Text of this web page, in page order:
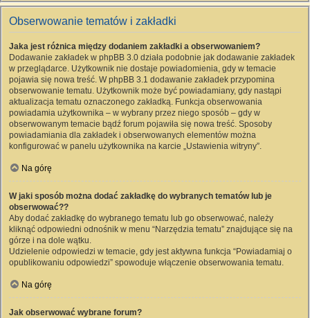
Obserwowanie tematów i zakładki
Jaka jest różnica między dodaniem zakładki a obserwowaniem?
Dodawanie zakładek w phpBB 3.0 działa podobnie jak dodawanie zakładek
w przeglądarce. Użytkownik nie dostaje powiadomienia, gdy w temacie
pojawia się nowa treść. W phpBB 3.1 dodawanie zakładek przypomina
obserwowanie tematu. Użytkownik może być powiadamiany, gdy nastąpi
aktualizacja tematu oznaczonego zakładką. Funkcja obserwowania
powiadamia użytkownika – w wybrany przez niego sposób – gdy w
obserwowanym temacie bądź forum pojawiła się nowa treść. Sposoby
powiadamiania dla zakładek i obserwowanych elementów można
konfigurować w panelu użytkownika na karcie „Ustawienia witryny”.
Na górę
W jaki sposób można dodać zakładkę do wybranych tematów lub je
obserwować??
Aby dodać zakładkę do wybranego tematu lub go obserwować, należy
kliknąć odpowiedni odnośnik w menu “Narzędzia tematu” znajdujące się na
górze i na dole wątku.
Udzielenie odpowiedzi w temacie, gdy jest aktywna funkcja “Powiadamiaj o
opublikowaniu odpowiedzi” spowoduje włączenie obserwowania tematu.
Na górę
Jak obserwować wybrane forum?